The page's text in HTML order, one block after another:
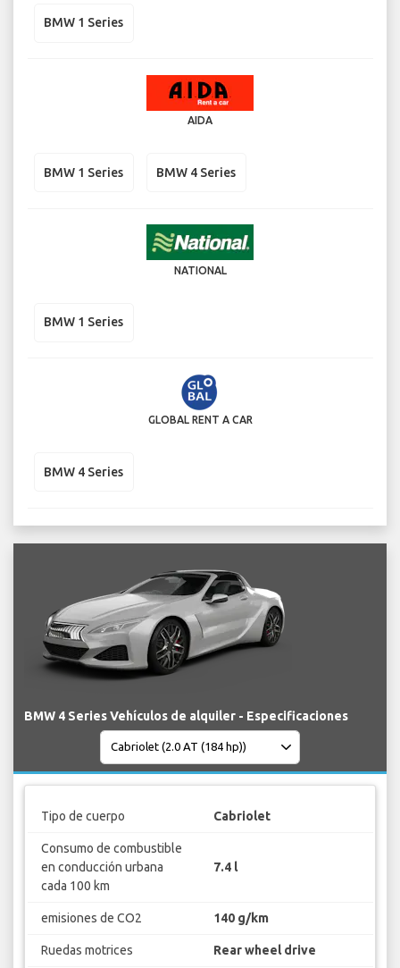
BMW 1 Series
AIDA
BMW 1 Series BMW 4 Series
NATIONAL
BMW 1 Series
GLOBAL RENT A CAR
BMW 4 Series
BMW 4 Series Vehículos de alquiler - Especificaciones
Tipo de cuerpo Cabriolet
Consumo de combustible
en conducción urbana
cada 100 km
7.4 l
emisiones de CO2 140 g/km
Ruedas motrices Rear wheel drive